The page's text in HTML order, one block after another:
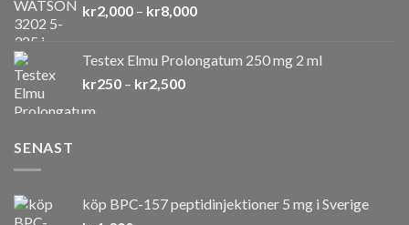
kr2,000 – kr8,000Prisintervall:
kr8,000
Testex Elmu Prolongatum 250 mg 2 ml
kr250 – kr2,500Prisintervall:
SENAST
köp BPC-157 peptidinjektioner 5 mg i Sverige